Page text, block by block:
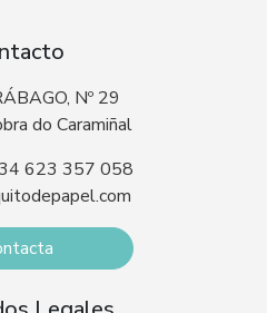
Nº 29
do Caramiñal
623 357 058